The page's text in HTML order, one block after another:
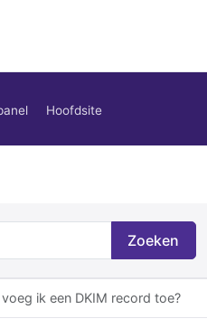
Hoofdsite
Zoeken
ik een DKIM record toe?